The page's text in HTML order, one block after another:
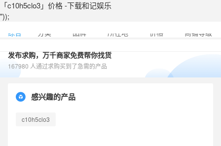
「c10h5clo3」价格 -下载和记娱乐
"));
综合 分类 品牌 所在地 价格 商铺等级
发布求购，万千商家免费帮你找货
167980 人通过求购买到了急需的产品
感兴趣的产品
c10h5clo3